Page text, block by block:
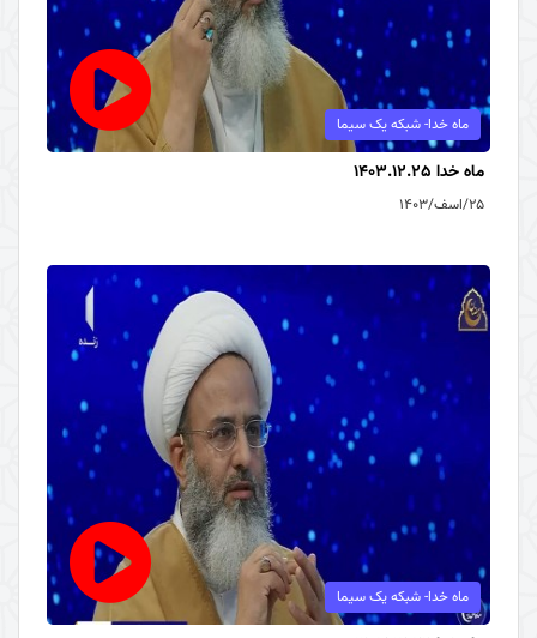
ماه خدا- شبکه یک سیما
ماه خدا 1403.12.25
۲۵/اسف/۱۴۰۳
ماه خدا- شبکه یک سیما